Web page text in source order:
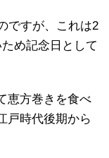
ですが、これは2
め記念日として
恵方巻きを食べ
戸時代後期から